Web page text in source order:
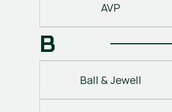
AVP
B
Ball & Jewell